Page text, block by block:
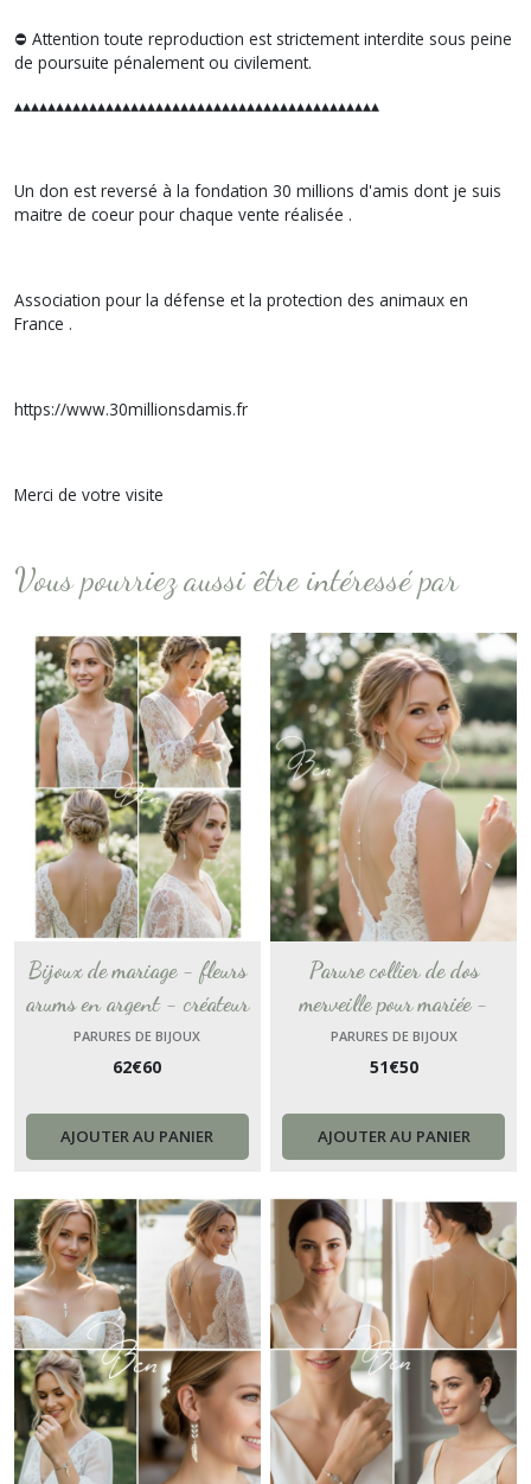
⛔️ Attention toute reproduction est strictement interdite sous peine
de poursuite pénalement ou civilement.
▴▴▴▴▴▴▴▴▴▴▴▴▴▴▴▴▴▴▴▴▴▴▴▴▴▴▴▴▴▴▴▴▴▴▴▴▴▴▴▴▴▴▴▴
Un don est reversé à la fondation 30 millions d'amis dont je suis
maitre de coeur pour chaque vente réalisée .
Association pour la défense et la protection des animaux en
France .
https://www.30millionsdamis.fr
Merci de votre visite
Vous pourriez aussi être intéressé par
Bijoux de mariage - fleurs
arums en argent - créateur
bijoux fantaisie - collier dos
nu mariée bohème nature -
PARURES DE BIJOUX
62€60
AJOUTER AU PANIER
Parure collier de dos
merveille pour mariée -
ensemble de bijoux faits main
avec fine chaîne serpentine
PARURES DE BIJOUX
51€50
AJOUTER AU PANIER